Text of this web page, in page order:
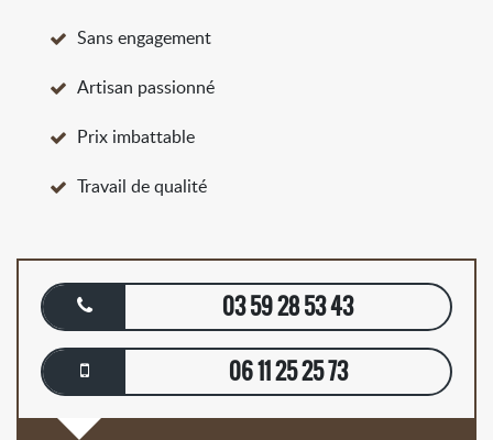
Sans engagement
Artisan passionné
Prix imbattable
Travail de qualité
03 59 28 53 43
06 11 25 25 73